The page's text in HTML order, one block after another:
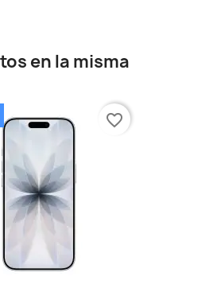
en la misma
favorite_border